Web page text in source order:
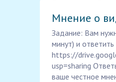
Мнение о
Задание: Вам
минут) и
https://
usp=sharing
ваше честное